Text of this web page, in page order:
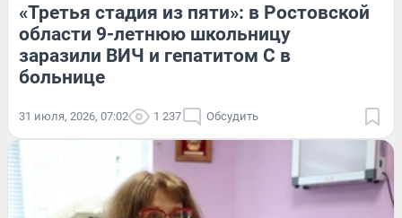
«Третья стадия из пяти»: в Ростовской
области 9-летнюю школьницу
заразили ВИЧ и гепатитом С в
больнице
31 июля, 2026, 07:02 1 237 Обсудить